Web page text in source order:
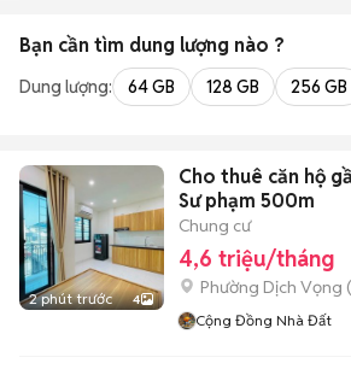
Bạn cần tìm dung lượng nào ?
Dung lượng: 64 GB 128 GB 256 GB
2 phút trước 4
Cho thuê căn hộ
Sư phạm 500m
Chung cư
4,6 triệu/tháng
Phường Dịch Vọng (
Cộng Đồng Nhà Đất